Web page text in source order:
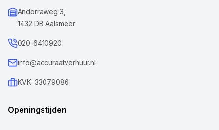
Andorraweg 3,
1432 DB Aalsmeer
020-6410920
info@accuraatverhuur.nl
KVK: 33079086
Openingstijden